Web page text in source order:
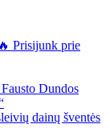
Prisijunk prie
Dundos
dainų šventės